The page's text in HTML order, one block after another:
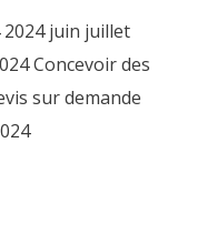
2024 juin juillet
Concevoir des
sur demande